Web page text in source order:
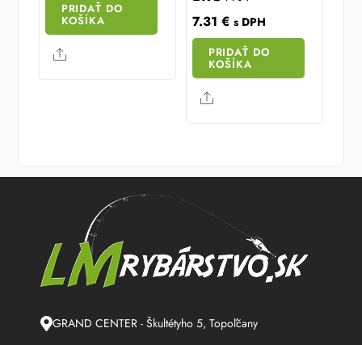
PRIDAŤ DO
KOŠÍKA
Share
7.31 € s DPH
PRIDAŤ DO
KOŠÍKA
Share
GRAND CENTER - Škultétyho 5, Topoľčany